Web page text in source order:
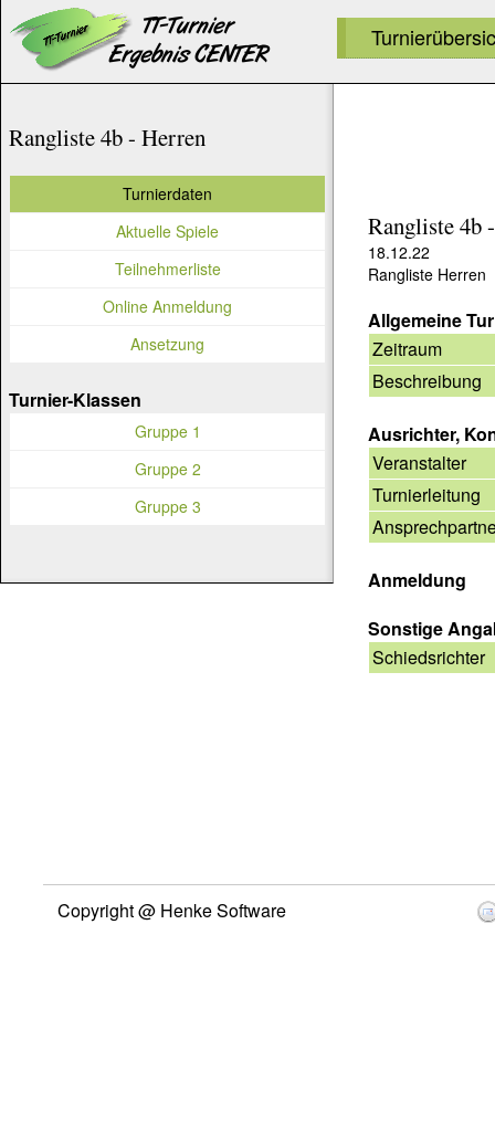
Rangliste 4b
18.12.22
Rangliste Herren
Allgemeine
Zeitraum
Beschreibung
Ausrichter,
Veranstalter
Turnierleitung
Anmeldung
Sonstige
Schiedsrichter
Rangliste 4b - Herren
Turnierdaten
Aktuelle Spiele
Teilnehmerliste
Online Anmeldung
Ansetzung
Turnier-Klassen
Gruppe 1
Gruppe 2
Gruppe 3
Copyright @ Henke Software